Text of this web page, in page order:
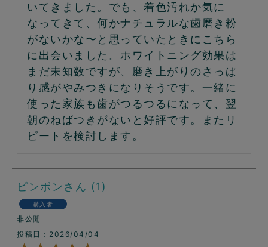
いてきました。でも、着色汚れか気に
なってきて、何かナチュラルな歯磨き粉
がないかな〜と思っていたときにこちら
に出会いました。ホワイトニング効果は
まだ未知数ですが、磨き上がりのさっぱ
り感がやみつきになりそうです。一緒に
使った家族も歯がつるつるになって、翌
朝のねばつきがないと好評です。またリ
ピートを検討します。
ピンポン 1
購入者
非公開
投稿日
2026/04/04